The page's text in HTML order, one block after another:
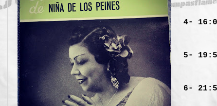
4-
5-
6-